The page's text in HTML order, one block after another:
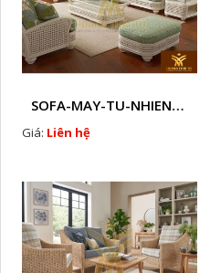
SOFA-MAY-TU-NHIEN-HTT - M69
Giá: Liên hệ